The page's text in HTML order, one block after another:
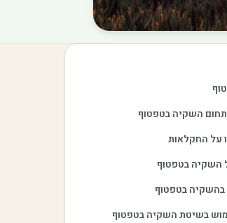
השקיה בטפטוף
על החקלאות
השקיה בטפטוף
בטפטוף
בשיטת השקיה בטפטוף